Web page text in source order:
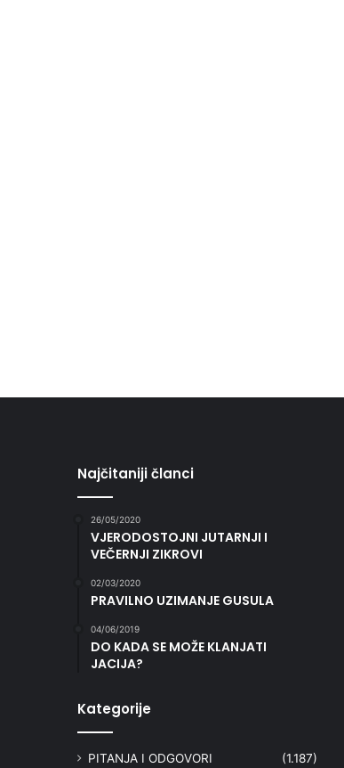
Najčitaniji članci
26/05/2020
VJERODOSTOJNI JUTARNJI I
VEČERNJI ZIKROVI
02/03/2020
PRAVILNO UZIMANJE GUSULA
04/06/2019
DO KADA SE MOŽE KLANJATI
JACIJA?
Kategorije
PITANJA I ODGOVORI (1.187)